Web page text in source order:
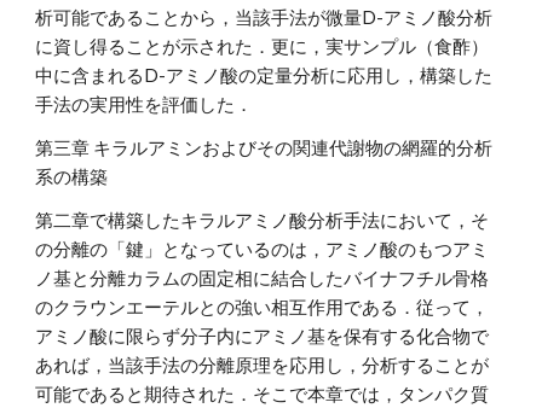
析可能であることから，当該手法が微量D-アミノ酸分析
に資し得ることが示された．更に，実サンプル（食酢）
中に含まれるD-アミノ酸の定量分析に応用し，構築した
手法の実用性を評価した．
第三章 キラルアミンおよびその関連代謝物の網羅的分析
系の構築
第二章で構築したキラルアミノ酸分析手法において，そ
の分離の「鍵」となっているのは，アミノ酸のもつアミ
ノ基と分離カラムの固定相に結合したバイナフチル骨格
のクラウンエーテルとの強い相互作用である．従って，
アミノ酸に限らず分子内にアミノ基を保有する化合物で
あれば，当該手法の分離原理を応用し，分析することが
可能であると期待された．そこで本章では，タンパク質